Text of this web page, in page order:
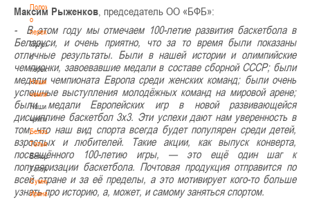
Положение
о
переходах
Положение
о
переходах
Наши
чемпионы
Наши
чемпионы
Белошапко
Татьяна
Белошапко
Татьяна
Сумникова
Ирина
Максим Рыженков , председатель ОО «БФБ»:
- В этом году мы отмечаем 100-летие развития баскетбола в
Беларуси, и очень приятно, что за то время были показаны
отличные результаты. Были в нашей истории и олимпийские
чемпионки, завоевавшие медали в составе сборной СССР; были
медали чемпионата Европа среди женских команд; были очень
успешные выступления молодёжных команд на мировой арене;
были медали Европейских игр в новой развивающейся
дисциплине баскетбол 3х3. Эти успехи дают нам уверенность в
том, что наш вид спорта всегда будет популярен среди детей,
взрослых и любителей. Такие акции, как выпуск конверта,
посвящённого 100-летию игры, — это ещё один шаг к
популяризации баскетбола. Почтовая продукция отправится по
всей стране и за её пределы, а это мотивирует кого-то больше
узнать про историю, а, может, и самому заняться спортом.